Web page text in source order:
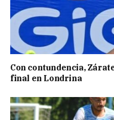
Con contundencia,
final en Londrina